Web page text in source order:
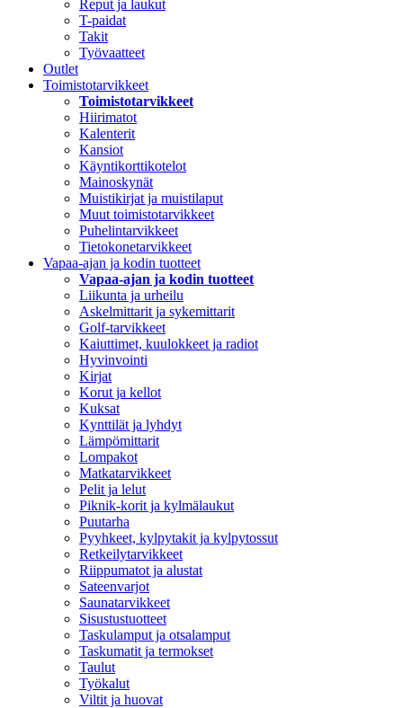
Reput ja laukut
T-paidat
Takit
Työvaatteet
Outlet
Toimistotarvikkeet
Toimistotarvikkeet
Hiirimatot
Kalenterit
Kansiot
Käyntikorttikotelot
Mainoskynät
Muistikirjat ja muistilaput
Muut toimistotarvikkeet
Puhelintarvikkeet
Tietokonetarvikkeet
Vapaa-ajan ja kodin tuotteet
Vapaa-ajan ja kodin tuotteet
Liikunta ja urheilu
Askelmittarit ja sykemittarit
Golf-tarvikkeet
Kaiuttimet, kuulokkeet ja radiot
Hyvinvointi
Kirjat
Korut ja kellot
Kuksat
Kynttilät ja lyhdyt
Lämpömittarit
Lompakot
Matkatarvikkeet
Pelit ja lelut
Piknik-korit ja kylmälaukut
Puutarha
Pyyhkeet, kylpytakit ja kylpytossut
Retkeilytarvikkeet
Riippumatot ja alustat
Sateenvarjot
Saunatarvikkeet
Sisustustuotteet
Taskulamput ja otsalamput
Taskumatit ja termokset
Taulut
Työkalut
Viltit ja huovat